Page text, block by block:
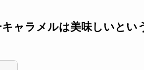
キャラメルは美味しいとい